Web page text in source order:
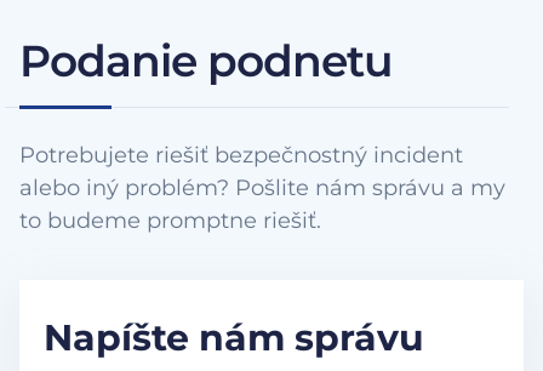
Podanie podnetu
Potrebujete riešiť bezpečnostný incident
alebo iný problém? Pošlite nám správu a my
to budeme promptne riešiť.
Napíšte nám správu